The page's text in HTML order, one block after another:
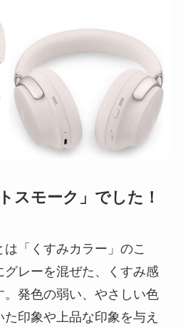
スモーク」でした！
「くすみカラー」のこ
グレーを混ぜた、くすみ感
発色の弱い、やさしい色
印象や上品な印象を与え